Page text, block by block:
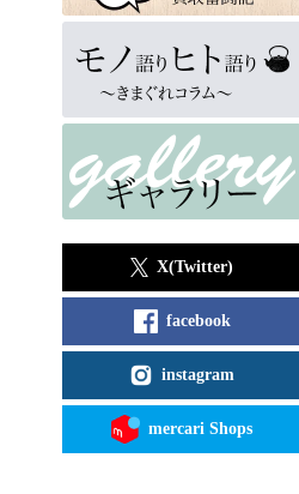
X(Twitter)
facebook
instagram
mercari Shops